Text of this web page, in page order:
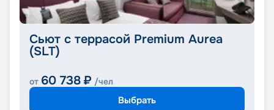
Сьют с террасой Premium Aurea
(SLT)
от 60 738 ₽ /чел
Выбрать